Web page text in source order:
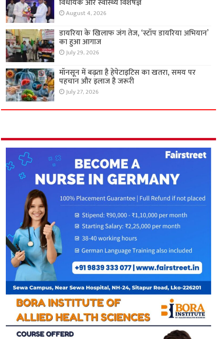
August 4, 2026
डायरिया के खिलाफ जंग तेज, ‘स्टॉप डायरिया अभियान’
का हुआ आगाज
July 29, 2026
मॉनसून में बढ़ता है हेपेटाइटिस का खतरा, समय पर
पहचान और इलाज है जरूरी
July 27, 2026